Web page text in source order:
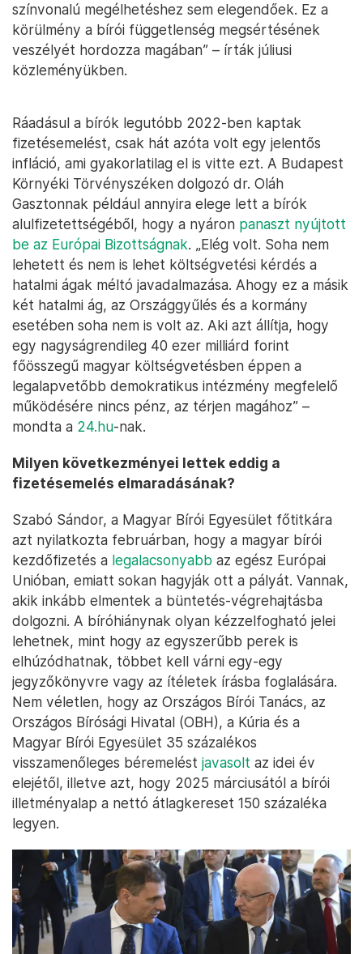
színvonalú megélhetéshez sem elegendőek. Ez a
körülmény a bírói függetlenség megsértésének
veszélyét hordozza magában” – írták júliusi
közleményükben.
Ráadásul a bírók legutóbb 2022-ben kaptak
fizetésemelést, csak hát azóta volt egy jelentős
infláció, ami gyakorlatilag el is vitte ezt. A Budapest
Környéki Törvényszéken dolgozó dr. Oláh
Gasztonnak például annyira elege lett a bírók
alulfizetettségéből, hogy a nyáron panaszt nyújtott
be az Európai Bizottságnak. „Elég volt. Soha nem
lehetett és nem is lehet költségvetési kérdés a
hatalmi ágak méltó javadalmazása. Ahogy ez a másik
két hatalmi ág, az Országgyűlés és a kormány
esetében soha nem is volt az. Aki azt állítja, hogy
egy nagyságrendileg 40 ezer milliárd forint
főösszegű magyar költségvetésben éppen a
legalapvetőbb demokratikus intézmény megfelelő
működésére nincs pénz, az térjen magához” –
mondta a 24.hu-nak.
Milyen következményei lettek eddig a
fizetésemelés elmaradásának?
Szabó Sándor, a Magyar Bírói Egyesület főtitkára
azt nyilatkozta februárban, hogy a magyar bírói
kezdőfizetés a legalacsonyabb az egész Európai
Unióban, emiatt sokan hagyják ott a pályát. Vannak,
akik inkább elmentek a büntetés-végrehajtásba
dolgozni. A bíróhiánynak olyan kézzelfogható jelei
lehetnek, mint hogy az egyszerűbb perek is
elhúzódhatnak, többet kell várni egy-egy
jegyzőkönyvre vagy az ítéletek írásba foglalására.
Nem véletlen, hogy az Országos Bírói Tanács, az
Országos Bírósági Hivatal (OBH), a Kúria és a
Magyar Bírói Egyesület 35 százalékos
visszamenőleges béremelést javasolt az idei év
elejétől, illetve azt, hogy 2025 márciusától a bírói
illetményalap a nettó átlagkereset 150 százaléka
legyen.